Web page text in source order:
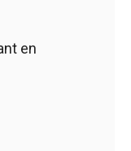
en